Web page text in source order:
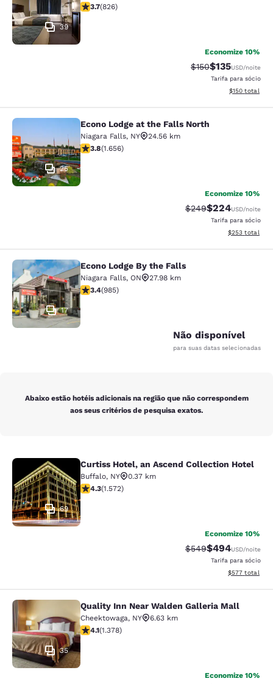
39
classificação 3.69 estrelas. Bom. 826 avaliações
3.7(826)
Economize 10%
Tarifa anterior
$150Tarifa com
$135USD/noite
Tarifa para sócio
Exibir
$150 total
Econo Lodge at the Falls North
25
Econo Lodge at the Falls North
Niagara Falls, NY
24.56 km
classificação 3.77 estrelas. Bom. 1656 avaliações
3.8(1.656)
Economize 10%
Tarifa anterior
$249Tarifa com
$224USD/noite
Tarifa para sócio
Exibir
$253 total
Econo Lodge By the Falls
17
Econo Lodge By the Falls
Niagara Falls, ON
27.98 km
classificação 3.37 estrelas. Bom. 985 avaliações
3.4(985)
Não disponível
para suas datas selecionadas
Abaixo estão hotéis adicionais na região que não correspondem
aos seus critérios de pesquisa exatos.
Curtiss Hotel, an Ascend Collection
69
Curtiss Hotel, an Ascend Collection Hotel
Buffalo, NY
0.37 km
classificação 4.32 estrelas. Excelente. 1572 avaliações
4.3(1.572)
Economize 10%
Tarifa anterior
$549Tarifa com
$494USD/noite
Tarifa para sócio
Exibir
$577 total
Quality Inn Near Walden Galleria
35
Quality Inn Near Walden Galleria Mall
Cheektowaga, NY
6.63 km
classificação 4.12 estrelas. Muito bom. 1378
4.1(1.378)
Economize 10%